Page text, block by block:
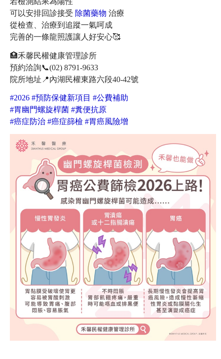
可以安排回診接受 除菌藥物 治療
從檢查、治療到追蹤一氣呵成
完善的一條龍照護讓人好安心🥰
🏥禾馨民權健康管理診所
預約洽詢📞(02) 8791-9633
院所地址📍內湖民權東路六段40-42號
#2026 #預防保健新項目 #公費補助
#胃幽門螺旋桿菌 #糞便抗原
#癌症防治 #癌症篩檢 #胃癌風險增